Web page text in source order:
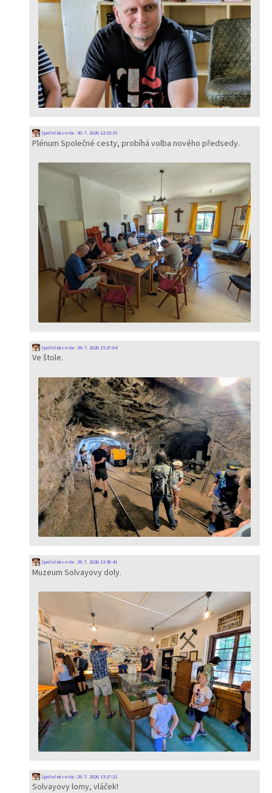
Společná cesta: 30. 7. 2026 12:22:35
Plénum Společné cesty, probíhá volba nového předsedy.
Společná cesta: 29. 7. 2026 15:27:04
Ve štole.
Společná cesta: 29. 7. 2026 13:38:41
Muzeum Solvayovy doly.
Společná cesta: 29. 7. 2026 13:17:21
Solvayovy lomy, vláček!